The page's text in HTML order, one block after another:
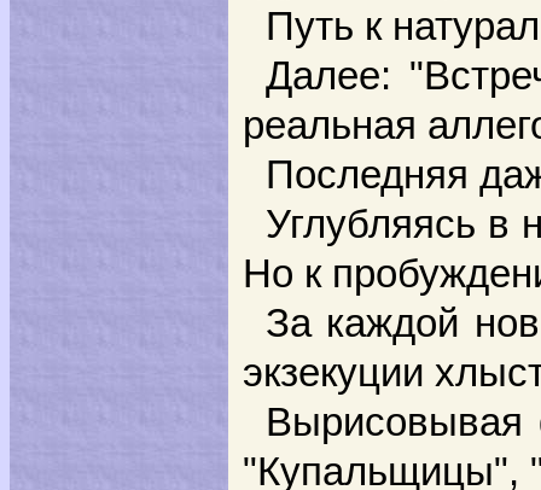
Путь к
Далее:
реальная
Последняя
Углубляясь в
Но к
За каждой
экзекуции
Вырисовывая
"Купальщицы",